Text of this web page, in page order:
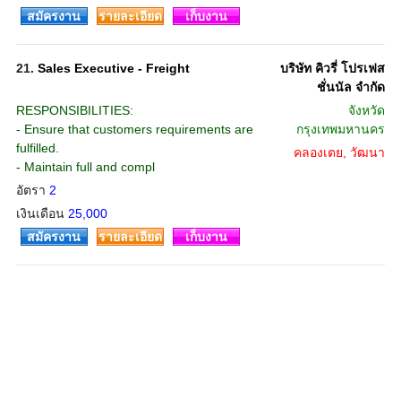
สมัครงาน รายละเอียด เก็บงาน
21. Sales Executive - Freight
RESPONSIBILITIES:
- Ensure that customers requirements are
fulfilled.
- Maintain full and compl
อัตรา 2
เงินเดือน 25,000
บริษัท คิวรี่ โปรเฟส
ชั่นนัล จำกัด
จังหวัด
กรุงเทพมหานคร
คลองเตย, วัฒนา
สมัครงาน รายละเอียด เก็บงาน